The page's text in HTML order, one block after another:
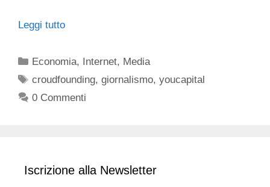
Leggi tutto
Categorie
Economia, Internet, Media
Tag
croudfounding,giornalismo,youcapital
0 Commenti
Iscrizione alla Newsletter